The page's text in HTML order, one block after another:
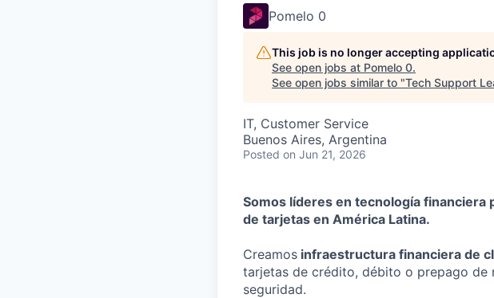
Pomelo 0
This job is no longer accepting
See open jobs at Pomelo 0.
See open jobs similar to "Tech Support
IT, Customer Service
Buenos Aires, Argentina
Posted on Jun 21, 2026
Somos líderes en tecnología financiera
de tarjetas en América Latina.
Creamos infraestructura financiera de
tarjetas de crédito, débito o prepago de
seguridad.